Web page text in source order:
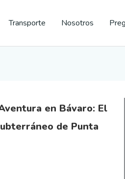
Transporte Nosotros
en Bávaro: El
de Punta